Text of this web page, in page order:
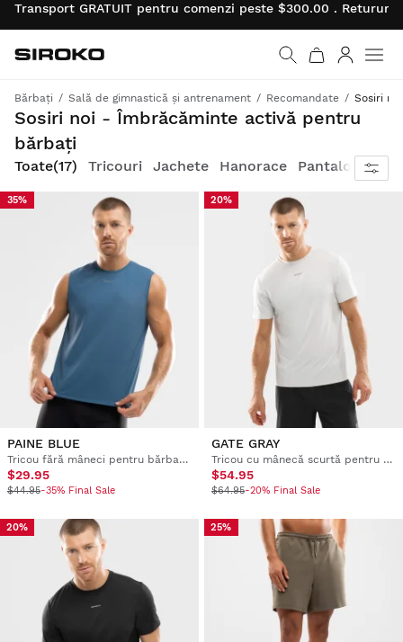
Transport GRATUIT pentru comenzi peste $300.00 .
Mergi la pagina
Siroko.com
Bărbați Sală de gimnastică și antrenament Recomandate Sosiri noi
Sosiri noi - Îmbrăcăminte activă pentru
bărbați
Dezlănțuie-ți întregul potențial în timpul antrenamentului în aer liber și în sala de gimnastică
Toate(17) Tricouri Jachete Hanorace Pantaloni
35%
PAINE BLUE
Tricou fără mâneci pentru bărbați, pentru alergare
$29.95
$44.95-35% Final Sale
20%
GATE GRAY
Tricou cu mânecă scurtă pentru alergare, pentru bărbați
$54.95
$64.95-20% Final Sale
20% 25%